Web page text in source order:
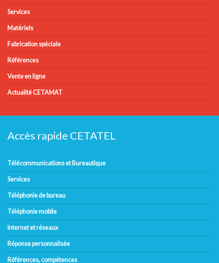
Services
Matériels
Fabrication spéciale
Références
Vente en ligne
Actualité CETAMAT
Accès rapide CETATEL
Télécommunications et Bureautique
Services
Téléphonie de bureau
Téléphonie mobile
Internet et réseaux
Réponse personnalisée
Références, compétences